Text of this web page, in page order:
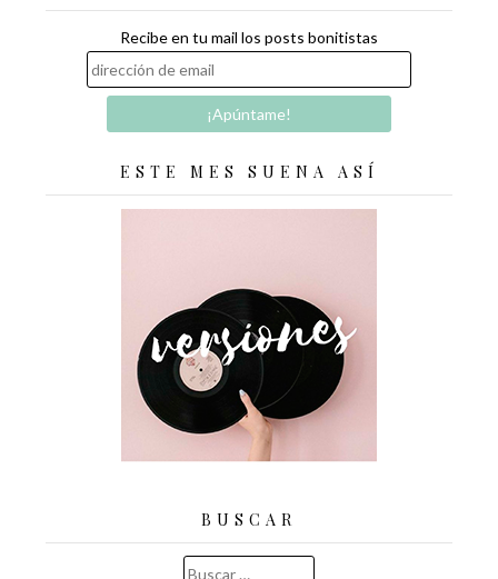
Recibe en tu mail los posts bonitistas
ESTE MES SUENA ASÍ
BUSCAR
Buscar: